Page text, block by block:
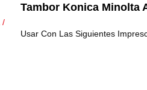
Tambor Konica Minolta
Usar Con Las Siguientes